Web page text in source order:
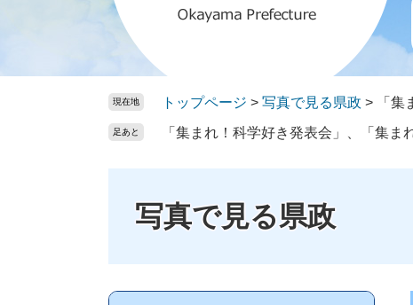
現在地 トップページ > 写真で見る県政 > 「
足あと 「集まれ！科学好き発表会」、「集ま
写真で見る県政